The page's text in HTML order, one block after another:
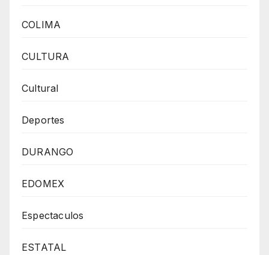
COLIMA
CULTURA
Cultural
Deportes
DURANGO
EDOMEX
Espectaculos
ESTATAL